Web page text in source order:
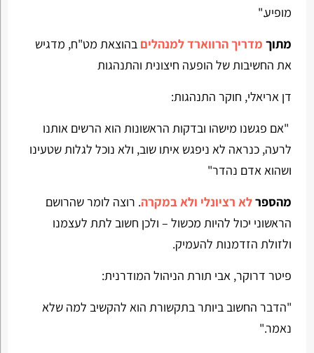
מופיע."
מתוך מדריך הרווארד למנהלים בהוצאת מט"ח, מדגיש
את החשיבות של הופעה חיצונית והתנהגות
דן אריאלי, חוקר התנהגות:
"אם פגשנו מישהו ובדקות הראשונות הוא הרשים אותנו
לרעה, כנראה לא ניפגש איתו שוב, ולא נוכל לגלות שטעינו
ושהוא אדם נהדר"
מהספרלא רציונלי ולא במקרה. רוצה לומר שהרושם
הראשוני יכול להיות מכשול – ולכן חשוב לתת לעצמנו
ולזולת הזדמנות להעמיק.
פיטר דרוקר, אבי תורת הניהול המודרנית:
"הדבר החשוב ביותר בתקשורת הוא להקשיב למה שלא
נאמר."